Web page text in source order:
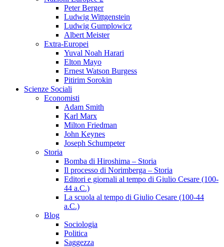
Peter Berger
Ludwig Wittgenstein
Ludwig Gumplowicz
Albert Meister
Extra-Europei
Yuval Noah Harari
Elton Mayo
Ernest Watson Burgess
Pitirim Sorokin
Scienze Sociali
Economisti
Adam Smith
Karl Marx
Milton Friedman
John Keynes
Joseph Schumpeter
Storia
Bomba di Hiroshima – Storia
Il processo di Norimberga – Storia
Editori e giornali al tempo di Giulio Cesare (100-
44 a.C.)
La scuola al tempo di Giulio Cesare (100-44
a.C.)
Blog
Sociologia
Politica
Saggezza